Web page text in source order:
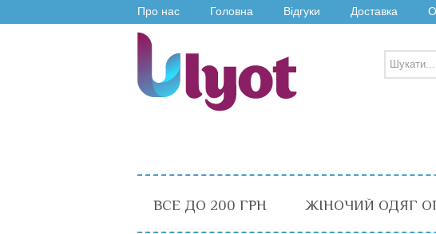
Про нас Головна Відгуки Доставка
ВСЕ ДО 200 ГРН ЖІНОЧИЙ ОДЯГ